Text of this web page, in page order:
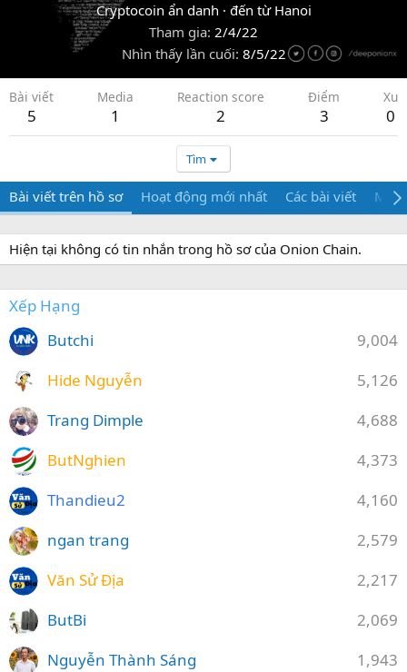
Cryptocoin ẩn danh · đến từ Hanoi
Tham gia 2/4/22
Nhìn thấy lần cuối 8/5/22
Bài viết
5
Media
1
Reaction score
2
Điểm
3
Xu
0
Tìm
Bài viết trên hồ sơ Hoạt động mới nhất Các bài viết
Hiện tại không có tin nhắn trong hồ sơ của Onion Chain.
Xếp Hạng
9,004
Butchi
5,126
Hide Nguyễn
4,688
Trang Dimple
4,373
ButNghien
4,160
Thandieu2
2,579
ngan trang
2,217
Văn Sử Địa
2,069
ButBi
1,943
Nguyễn Thành Sáng